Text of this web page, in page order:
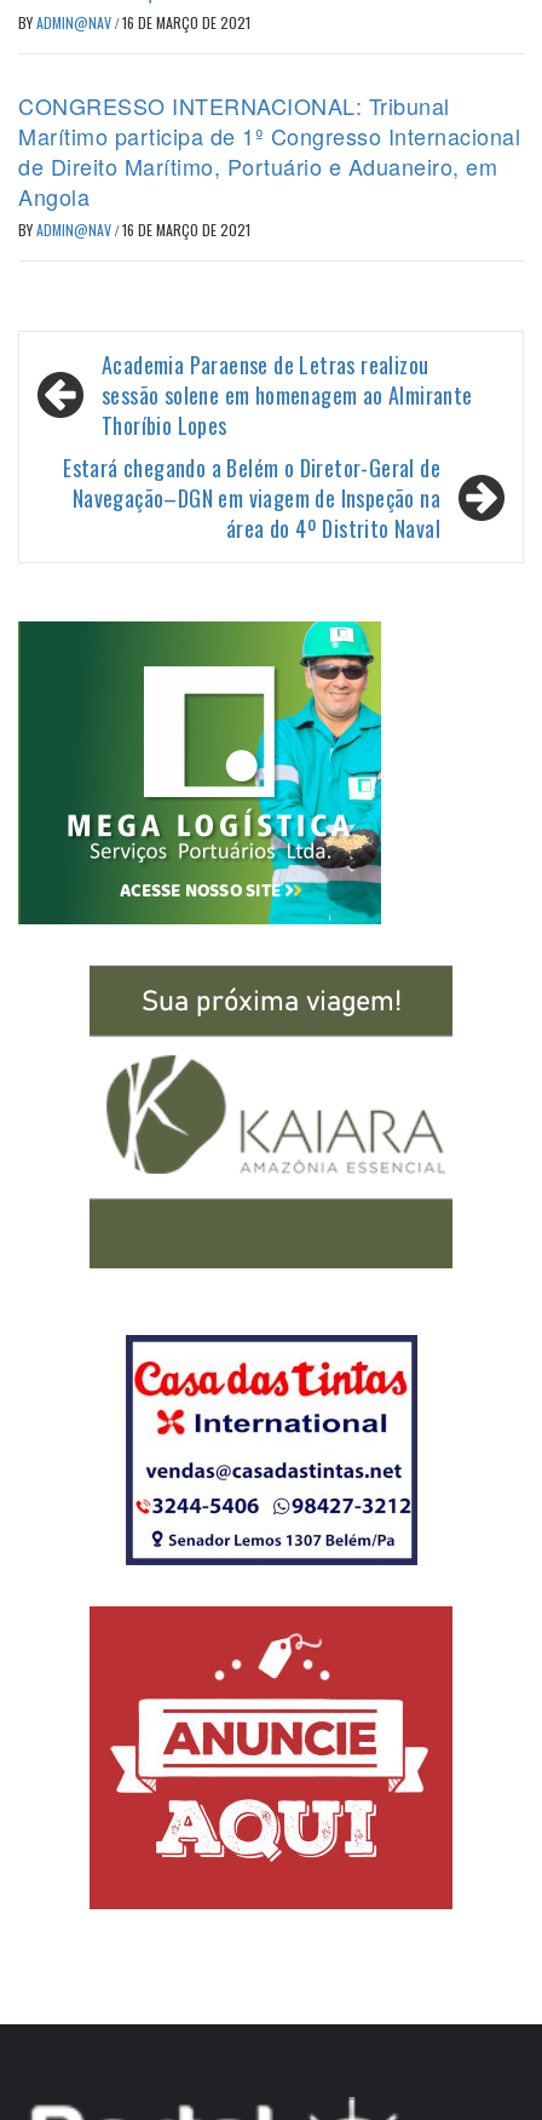
BYADMIN@NAV/16 DE MARÇO DE 2021
CONGRESSO INTERNACIONAL: Tribunal
Marítimo participa de 1º Congresso Internacional
de Direito Marítimo, Portuário e Aduaneiro, em
Angola
BYADMIN@NAV/16 DE MARÇO DE 2021
Navegação
de
Academia Paraense de Letras realizou
sessão solene em homenagem ao Almirante
Thoríbio Lopes
Estará chegando a Belém o Diretor-Geral de
Navegação–DGN em viagem de Inspeção na
área do 4º Distrito Naval